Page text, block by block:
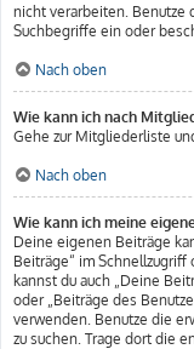
nicht verarbeiten. Benutze
Suchbegriffe ein oder
Nach oben
Wie kann ich nach
Gehe zur Mitgliederliste
Nach oben
Wie kann ich meine
Deine eigenen Beiträge
Beiträge“ im
kannst du auch „Deine
oder „Beiträge des
verwenden. Benutze die
zu suchen. Trage dort die